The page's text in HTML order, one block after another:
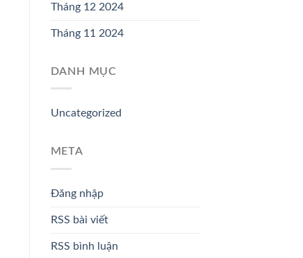
Tháng 12 2024
Tháng 11 2024
DANH MỤC
Uncategorized
META
Đăng nhập
RSS bài viết
RSS bình luận